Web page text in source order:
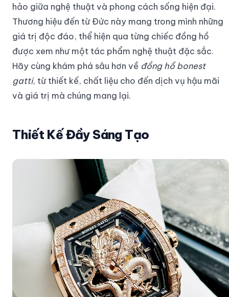
hảo giữa nghệ thuật và phong cách sống hiện đại.
Thương hiệu đến từ Đức này mang trong mình những
giá trị độc đáo, thể hiện qua từng chiếc đồng hồ
được xem như một tác phẩm nghệ thuật đặc sắc.
Hãy cùng khám phá sâu hơn về đồng hồ bonest
gatti, từ thiết kế, chất liệu cho đến dịch vụ hậu mãi
và giá trị mà chúng mang lại.
Thiết Kế Đầy Sáng Tạo